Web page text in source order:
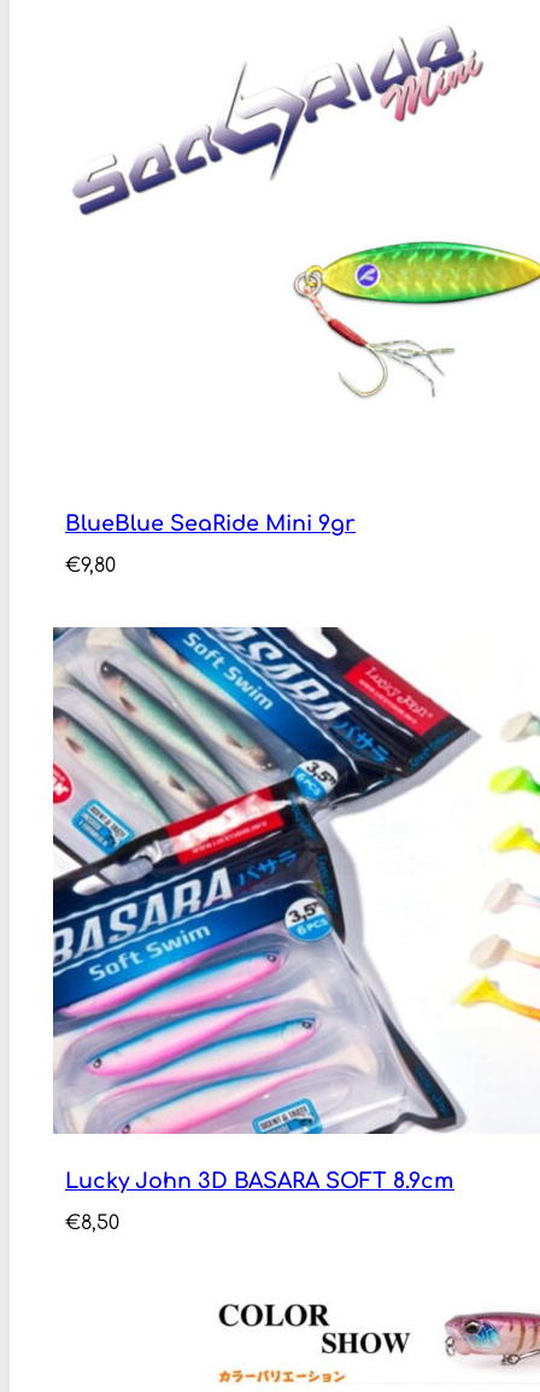
BlueBlue SeaRide Mini 9gr
€9,80
Lucky John 3D BASARA SOFT 8.9cm
€8,50